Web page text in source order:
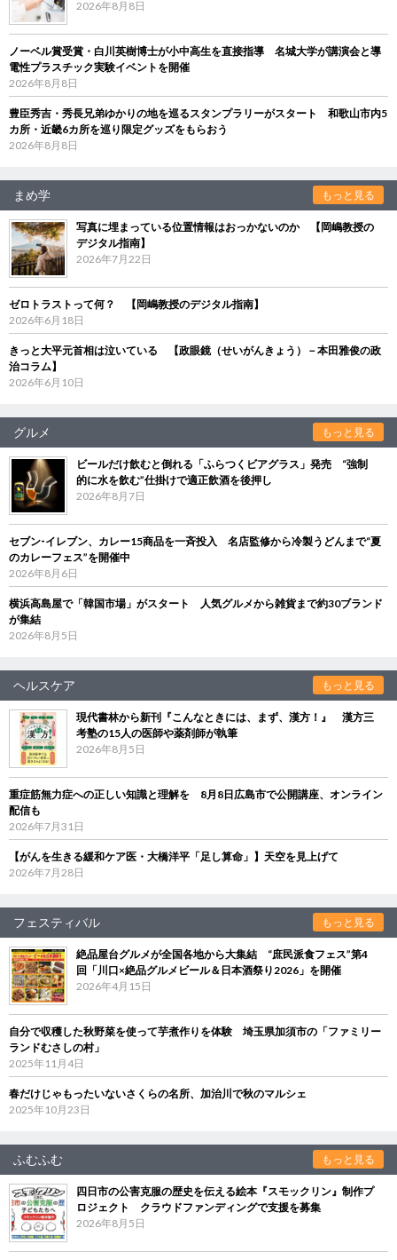
2026年8月8日
ノーベル賞受賞・白川英樹博士が小中高生を直接指導 名城大学が講演会と導
電性プラスチック実験イベントを開催
2026年8月8日
豊臣秀吉・秀長兄弟ゆかりの地を巡るスタンプラリーがスタート 和歌山市内5
カ所・近畿6カ所を巡り限定グッズをもらおう
2026年8月8日
まめ学 もっと見る
写真に埋まっている位置情報はおっかないのか 【岡嶋教授の
デジタル指南】
2026年7月22日
ゼロトラストって何？ 【岡嶋教授のデジタル指南】
2026年6月18日
きっと大平元首相は泣いている 【政眼鏡（せいがんきょう）－本田雅俊の政
治コラム】
2026年6月10日
グルメ もっと見る
ビールだけ飲むと倒れる「ふらつくビアグラス」発売 “強制
的に水を飲む”仕掛けで適正飲酒を後押し
2026年8月7日
セブン‐イレブン、カレー15商品を一斉投入 名店監修から冷製うどんまで“夏
のカレーフェス”を開催中
2026年8月6日
横浜高島屋で「韓国市場」がスタート 人気グルメから雑貨まで約30ブランド
が集結
2026年8月5日
ヘルスケア もっと見る
現代書林から新刊『こんなときには、まず、漢方！』 漢方三
考塾の15人の医師や薬剤師が執筆
2026年8月5日
重症筋無力症への正しい知識と理解を 8月8日広島市で公開講座、オンライン
配信も
2026年7月31日
【がんを生きる緩和ケア医・大橋洋平「足し算命」】天空を見上げて
2026年7月28日
フェスティバル もっと見る
絶品屋台グルメが全国各地から大集結 “庶民派食フェス”第4
回「川口×絶品グルメビール＆日本酒祭り2026」を開催
2026年4月15日
自分で収穫した秋野菜を使って芋煮作りを体験 埼玉県加須市の「ファミリー
ランドむさしの村」
2025年11月4日
春だけじゃもったいないさくらの名所、加治川で秋のマルシェ
2025年10月23日
ふむふむ もっと見る
四日市の公害克服の歴史を伝える絵本『スモックリン』制作プ
ロジェクト クラウドファンディングで支援を募集
2026年8月5日